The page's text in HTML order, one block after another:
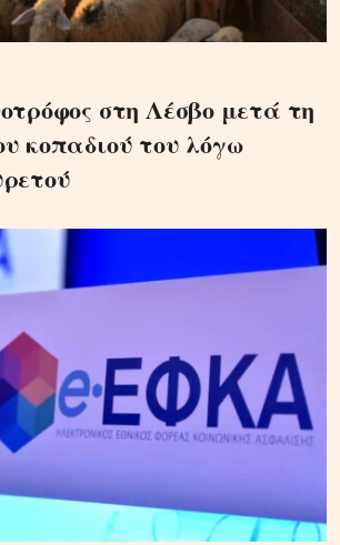
στη Λέσβο μετά τη
κοπαδιού του λόγω